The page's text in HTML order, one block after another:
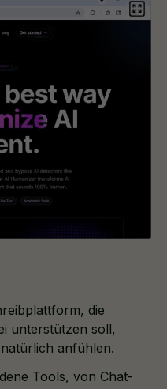
die
unterstützen soll,
anfühlen.
Tools, von Chat-